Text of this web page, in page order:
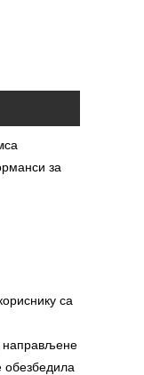
са
за
са
направљене